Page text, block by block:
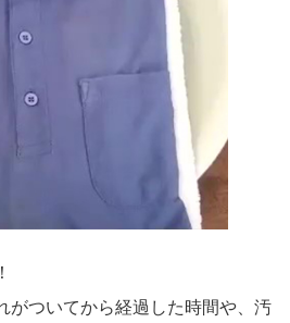
がついてから経過した時間や、汚